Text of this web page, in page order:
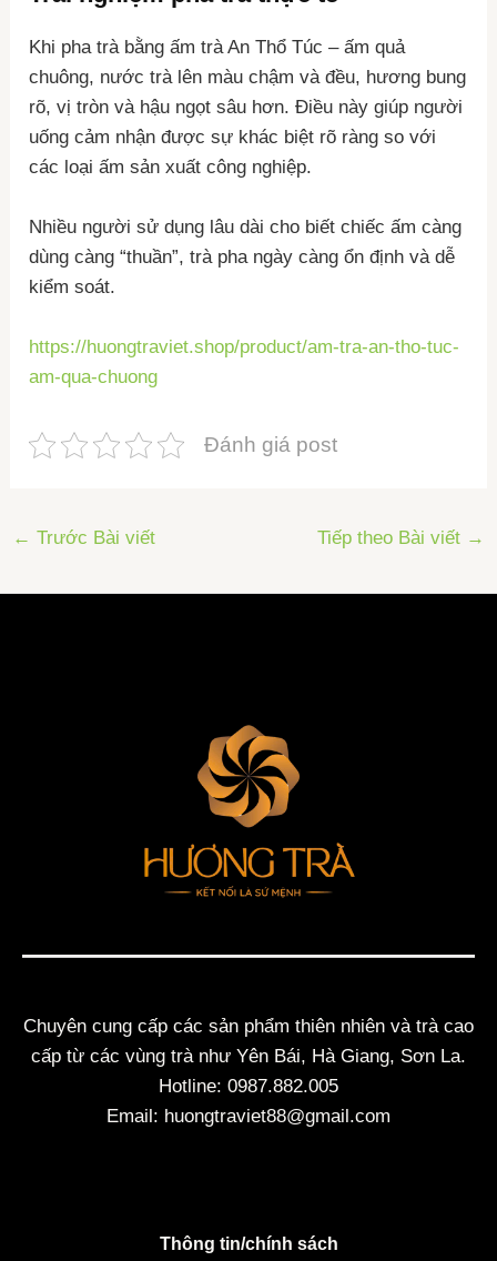
Khi pha trà bằng ấm trà An Thổ Túc – ấm quả
chuông, nước trà lên màu chậm và đều, hương bung
rõ, vị tròn và hậu ngọt sâu hơn. Điều này giúp người
uống cảm nhận được sự khác biệt rõ ràng so với
các loại ấm sản xuất công nghiệp.
Nhiều người sử dụng lâu dài cho biết chiếc ấm càng
dùng càng “thuần”, trà pha ngày càng ổn định và dễ
kiểm soát.
https://huongtraviet.shop/product/am-tra-an-tho-tuc-
am-qua-chuong
Đánh giá post
← Trước Bài viết Tiếp theo Bài viết →
Chuyên cung cấp các sản phẩm thiên nhiên và trà cao
cấp từ các vùng trà như Yên Bái, Hà Giang, Sơn La.
Hotline: 0987.882.005
Email: huongtraviet88@gmail.com
Thông tin/chính sách